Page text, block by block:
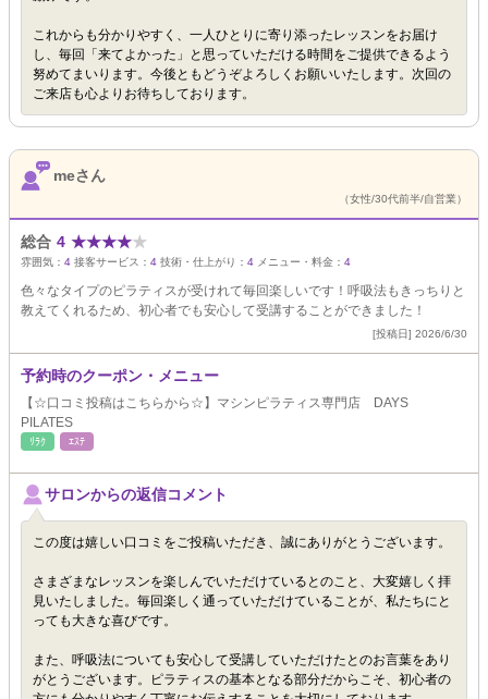
これからも分かりやすく、一人ひとりに寄り添ったレッスンをお届け
し、毎回「来てよかった」と思っていただける時間をご提供できるよう
努めてまいります。今後ともどうぞよろしくお願いいたします。次回の
ご来店も心よりお待ちしております。
meさん
（女性/30代前半/自営業）
総合 4 ★★★★★
雰囲気： 4 接客サービス： 4 技術・仕上がり： 4 メニュー・料金： 4
色々なタイプのピラティスが受けれて毎回楽しいです！呼吸法もきっちりと
教えてくれるため、初心者でも安心して受講することができました！
[投稿日] 2026/6/30
予約時のクーポン・メニュー
【☆口コミ投稿はこちらから☆】マシンピラティス専門店 DAYS
PILATES
ﾘﾗｸ ｴｽﾃ
サロンからの返信コメント
この度は嬉しい口コミをご投稿いただき、誠にありがとうございます。
さまざまなレッスンを楽しんでいただけているとのこと、大変嬉しく拝
見いたしました。毎回楽しく通っていただけていることが、私たちにと
っても大きな喜びです。
また、呼吸法についても安心して受講していただけたとのお言葉をあり
がとうございます。ピラティスの基本となる部分だからこそ、初心者の